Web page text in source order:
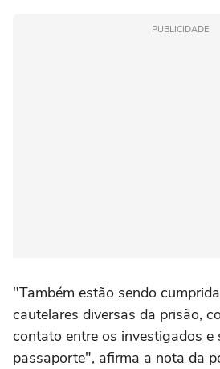
PUBLICIDADE
"Também estão sendo
cautelares diversas da prisão,
contato entre os investigados e
passaporte", afirma a nota da